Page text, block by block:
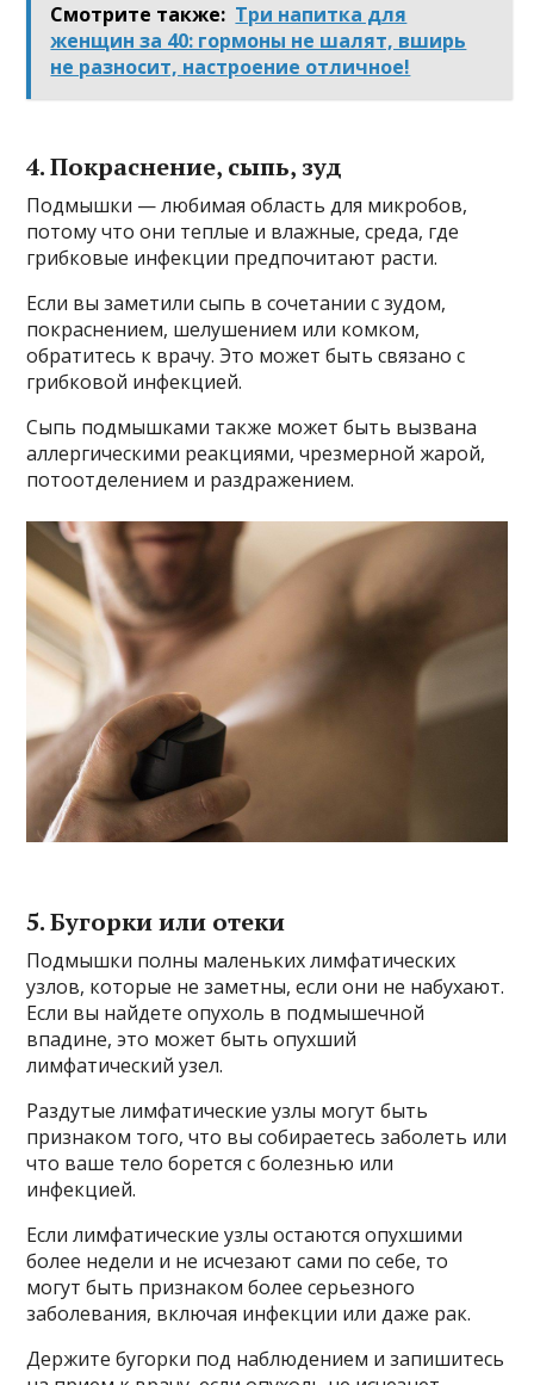
Смотрите также: Три напитка для
женщин за 40: гормоны не шалят, вширь
не разносит, настроение отличное!
4. Покраснение, сыпь, зуд
Подмышки — любимая область для микробов,
потому что они теплые и влажные, среда, где
грибковые инфекции предпочитают расти.
Если вы заметили сыпь в сочетании с зудом,
покраснением, шелушением или комком,
обратитесь к врачу. Это может быть связано с
грибковой инфекцией.
Сыпь подмышками также может быть вызвана
аллергическими реакциями, чрезмерной жарой,
потоотделением и раздражением.
5. Бугорки или отеки
Подмышки полны маленьких лимфатических
узлов, которые не заметны, если они не набухают.
Если вы найдете опухоль в подмышечной
впадине, это может быть опухший
лимфатический узел.
Раздутые лимфатические узлы могут быть
признаком того, что вы собираетесь заболеть или
что ваше тело борется с болезнью или
инфекцией.
Если лимфатические узлы остаются опухшими
более недели и не исчезают сами по себе, то
могут быть признаком более серьезного
заболевания, включая инфекции или даже рак.
Держите бугорки под наблюдением и запишитесь